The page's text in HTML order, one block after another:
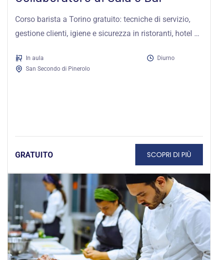
Corso barista a Torino gratuito: tecniche di servizio,
gestione clienti, igiene e sicurezza in ristoranti, hotel e
In aula
Diurno
San Secondo di Pinerolo
GRATUITO SCOPRI DI PIÙ